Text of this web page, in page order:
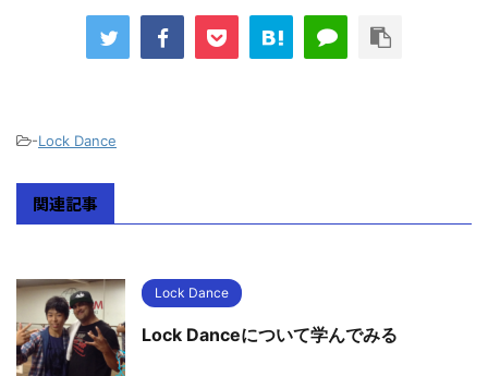
-Lock Dance
関連記事
Lock Dance
Lock Danceについて学んでみる